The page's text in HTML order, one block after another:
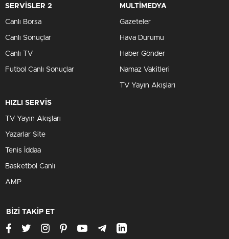
SERVİSLER 2
Canlı Borsa
Canlı Sonuçlar
Canlı TV
Futbol Canlı Sonuçlar
MULTİMEDYA
Gazeteler
Hava Durumu
Haber Gönder
Namaz Vakitleri
TV Yayın Akışları
HIZLI SERVİS
TV Yayın Akışları
Yazarlar Site
Tenis İddaa
Basketbol Canlı
AMP
BİZİ TAKİP ET